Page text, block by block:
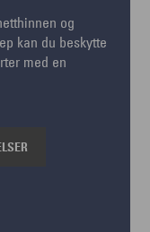
og
kan du beskytte
med en